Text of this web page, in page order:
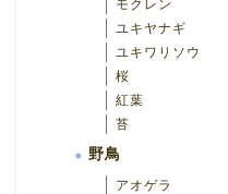
モクレン
ユキヤナギ
ユキワリソウ
桜
紅葉
苔
野鳥
アオゲラ